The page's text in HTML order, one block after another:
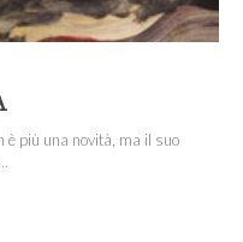
è più una novità, ma il suo